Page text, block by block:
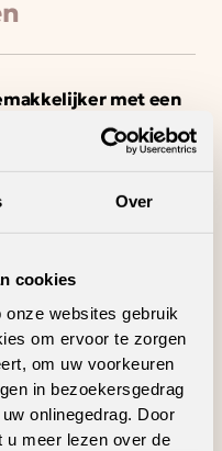
Over
cookies
onze websites gebruik
om ervoor te zorgen
om uw voorkeuren
in bezoekersgedrag
onlinegedrag. Door
u meer lezen over de
met een
vraagt
op 400 cm breed
met dit trendy